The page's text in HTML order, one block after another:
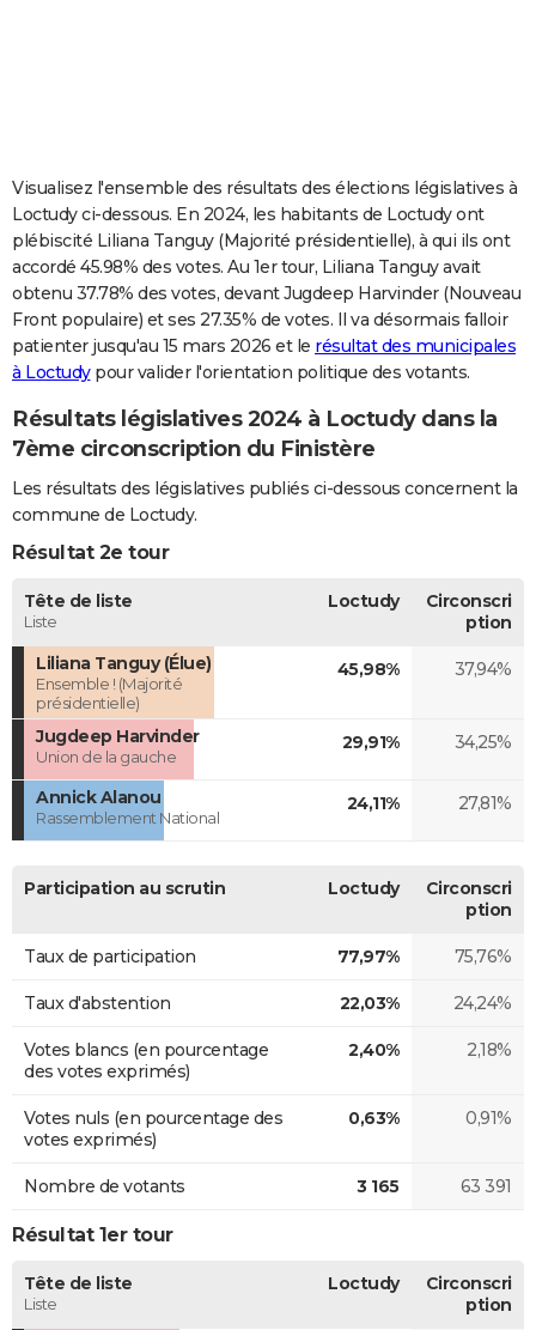
Carte de Noël
Carte Bonne année
Carte Saint-Valentin
Carte Pâques
Carte d'anniversaire
DICTIONNAIRE
Dictionnaire
Biographies
Citations
Expressions
Proverbes
PROGRAMME TV
COPAINS D'AVANT
S'inscrire
Se connecter
Lycées
Collèges
Primaires
Universités
Entreprises
Service militaire
Avis de recherche
AVIS DE DÉCÈS
FORUM
Bricolage
Lifestyle
Culture
Sport
Auto
Television
Voyage
Cinema
Visualisez l'ensemble des résultats des élections législatives à
Loctudy ci-dessous. En 2024, les habitants de Loctudy ont
plébiscité Liliana Tanguy (Majorité présidentielle), à qui ils ont
accordé 45.98% des votes. Au 1er tour, Liliana Tanguy avait
obtenu 37.78% des votes, devant Jugdeep Harvinder (Nouveau
Front populaire) et ses 27.35% de votes. Il va désormais falloir
patienter jusqu'au 15 mars 2026 et le résultat des municipales
à Loctudypour valider l'orientation politique des votants.
Résultats législatives 2024 à Loctudy dans la
7ème circonscription du Finistère
Les résultats des législatives publiés ci-dessous concernent la
commune de Loctudy.
Résultat 2e tour
Tête de liste
Liste
Loctudy
Circonscri
ption
Liliana Tanguy (Élue)
Ensemble ! (Majorité
présidentielle)
45,98% 37,94%
Jugdeep Harvinder
Union de la gauche
29,91% 34,25%
Annick Alanou
Rassemblement National
24,11% 27,81%
Participation au scrutin Loctudy
Circonscri
ption
Taux de participation 77,97% 75,76%
Taux d'abstention 22,03% 24,24%
Votes blancs (en pourcentage
des votes exprimés)
2,40% 2,18%
Votes nuls (en pourcentage des
votes exprimés)
0,63% 0,91%
Nombre de votants 3 165 63 391
Résultat 1er tour
Tête de liste
Liste
Loctudy
Circonscri
ption